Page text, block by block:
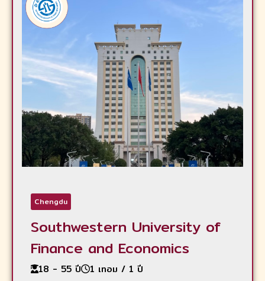
Chengdu
Southwestern University of
Finance and Economics
18 - 55 ปี 1 เทอม / 1 ปี